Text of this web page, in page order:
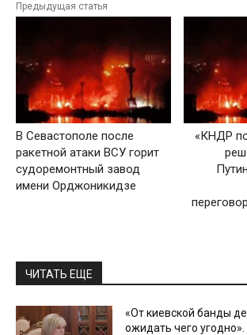
Предыдущая статья
В Севастополе после
ракетной атаки ВСУ горит
судоремонтный завод
имени Орджоникидзе
«КНДР
ЧИТАТЬ ЕЩЕ
«От киевской банды
ожидать чего